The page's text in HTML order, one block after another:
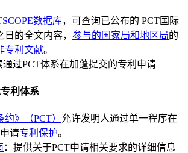
数据库，可查询已公布的 PCT国际
的全文内容， 参与的国家局和地区局的
专利文献。
通过PCT体系在加蓬提交的专利申请
利体系
约》（PCT）
允许发明人通过单一程序在
请专利保护。
：提供关于PCT申请相关要求的详细信息